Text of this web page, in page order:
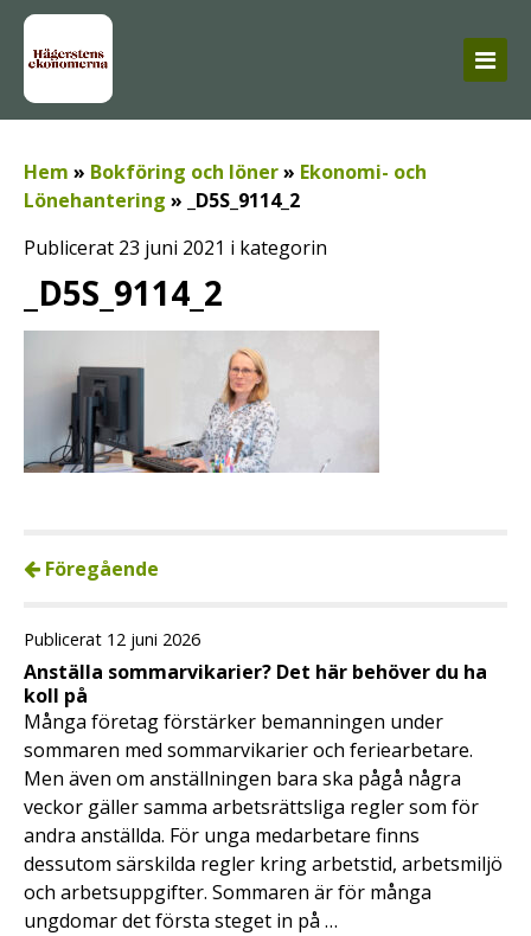
Hem » Bokföring och löner» Ekonomi- och
Lönehantering » _D5S_9114_2
Publicerat 23 juni 2021 i kategorin
_D5S_9114_2
Föregående
Publicerat 12 juni 2026
Anställa sommarvikarier? Det här behöver du ha
koll på
Många företag förstärker bemanningen under
sommaren med sommarvikarier och feriearbetare.
Men även om anställningen bara ska pågå några
veckor gäller samma arbetsrättsliga regler som för
andra anställda. För unga medarbetare finns
dessutom särskilda regler kring arbetstid, arbetsmiljö
och arbetsuppgifter. Sommaren är för många
ungdomar det första steget in på …